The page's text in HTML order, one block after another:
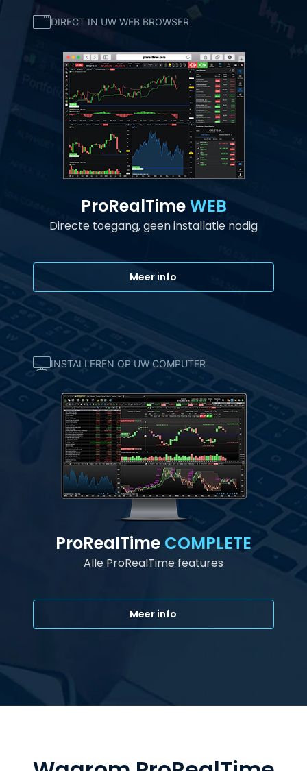
INSTALLEREN OP UW COMPUTER
ProRealTime COMPLETE
Alle ProRealTime features
Meer info
DIRECT IN UW WEB BROWSER
ProRealTimeWEB
Directe toegang, geen installatie nodig
Meer info